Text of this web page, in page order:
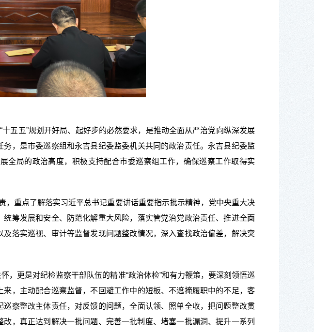
十五五”规划开好局、起好步的必然要求，是推动全面从严治党向纵深发展
，是市委巡察组和永吉县纪委监委机关共同的政治责任。永吉县纪委监
全局的政治高度，积极支持配合市委巡察组工作，确保巡察工作取得实
，重点了解落实习近平总书记重要讲话重要指示批示精神，党中央重大决
筹发展和安全、防范化解重大风险， 落实管党治党政治责任、推进全面
及落实巡视、审计等监督发现问题整改情况，深入查找政治偏差， 解决突
，更是对纪检监察干部队伍的精准“政治体检”和有力鞭策，要深刻领悟巡
来，主动配合巡察监督，不回避工作中的短板、不遮掩履职中的不足，客
察整改主体责任，对反馈的问题，全面认领、照单全收，把问题整改贯
，真正达到解决一批问题、完善一批制度、堵塞一批漏洞、提升一系列